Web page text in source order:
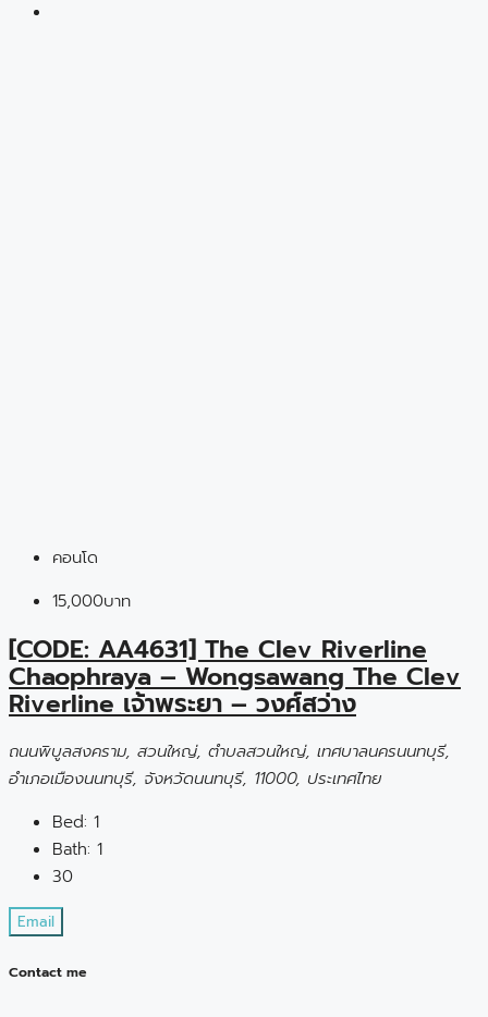
คอนโด
15,000บาท
[CODE: AA4631] The Clev Riverline
Chaophraya – Wongsawang The Clev
Riverline เจ้าพระยา – วงศ์สว่าง
ถนนพิบูลสงคราม, สวนใหญ่, ตำบลสวนใหญ่, เทศบาลนครนนทบุรี,
อำเภอเมืองนนทบุรี, จังหวัดนนทบุรี, 11000, ประเทศไทย
Bed: 1
Bath: 1
30
Email
Contact me